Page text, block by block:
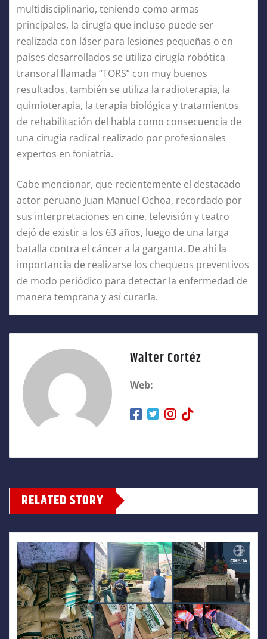
multidisciplinario, teniendo como armas
principales, la cirugía que incluso puede ser
realizada con láser para lesiones pequeñas o en
países desarrollados se utiliza cirugía robótica
transoral llamada “TORS” con muy buenos
resultados, también se utiliza la radioterapia, la
quimioterapia, la terapia biológica y tratamientos
de rehabilitación del habla como consecuencia de
una cirugía radical realizado por profesionales
expertos en foniatría.
Cabe mencionar, que recientemente el destacado
actor peruano Juan Manuel Ochoa, recordado por
sus interpretaciones en cine, televisión y teatro
dejó de existir a los 63 años, luego de una larga
batalla contra el cáncer a la garganta. De ahí la
importancia de realizarse los chequeos preventivos
de modo periódico para detectar la enfermedad de
manera temprana y así curarla.
Walter Cortéz
Web:
RELATED STORY